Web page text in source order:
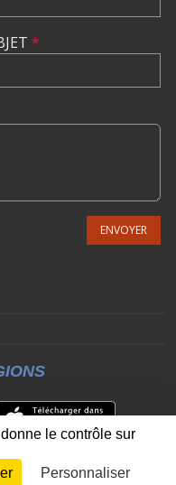
*
ENVOYER
CONNEXION
le contrôle sur
Personnaliser